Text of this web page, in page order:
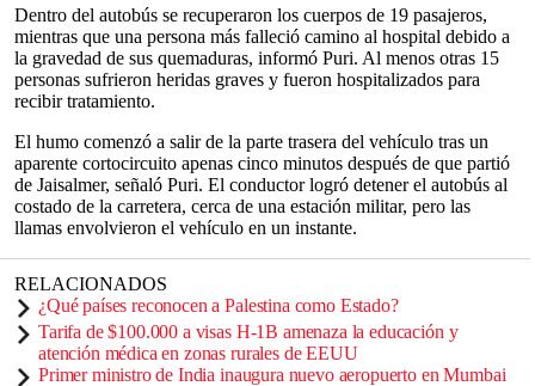
Dentro del autobús se recuperaron los cuerpos de 19 pasajeros,
mientras que una persona más falleció camino al hospital debido a
la gravedad de sus quemaduras, informó Puri. Al menos otras 15
personas sufrieron heridas graves y fueron hospitalizados para
recibir tratamiento.
El humo comenzó a salir de la parte trasera del vehículo tras un
aparente cortocircuito apenas cinco minutos después de que partió
de Jaisalmer, señaló Puri. El conductor logró detener el autobús al
costado de la carretera, cerca de una estación militar, pero las
llamas envolvieron el vehículo en un instante.
RELACIONADOS
¿Qué países reconocen a Palestina como Estado?
Tarifa de $100.000 a visas H-1B amenaza la educación y
atención médica en zonas rurales de EEUU
Primer ministro de India inaugura nuevo aeropuerto en Mumbai